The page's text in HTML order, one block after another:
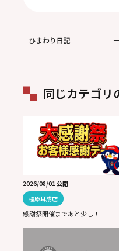
ひまわり日記
同じカテゴリ
2026/08/01 公開
橿原耳成店
感謝祭開催まであと少し！